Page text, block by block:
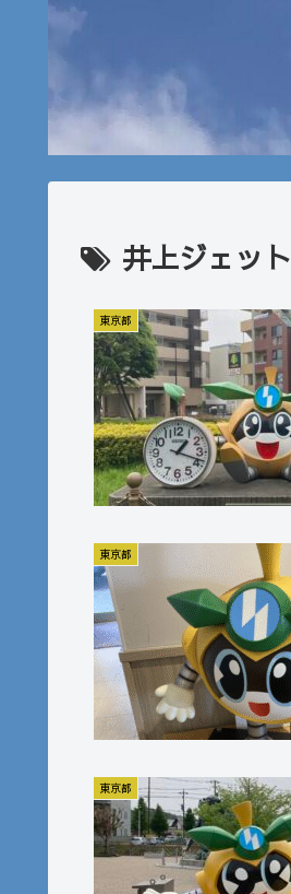
井上ジェット
東京都
東京都
東京都